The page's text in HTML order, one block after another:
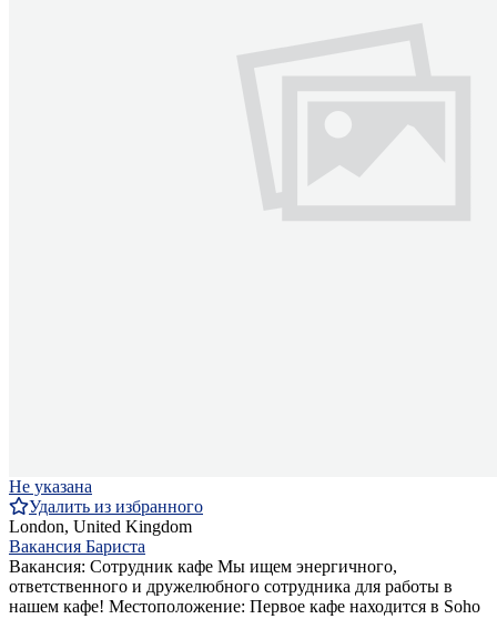
Не указана
Удалить из избранного
London, United Kingdom
Вакансия Бариста
Вакансия: Сотрудник кафе Мы ищем энергичного,
ответственного и дружелюбного сотрудника для работы в
нашем кафе! Местоположение: Первое кафе находится в Soho